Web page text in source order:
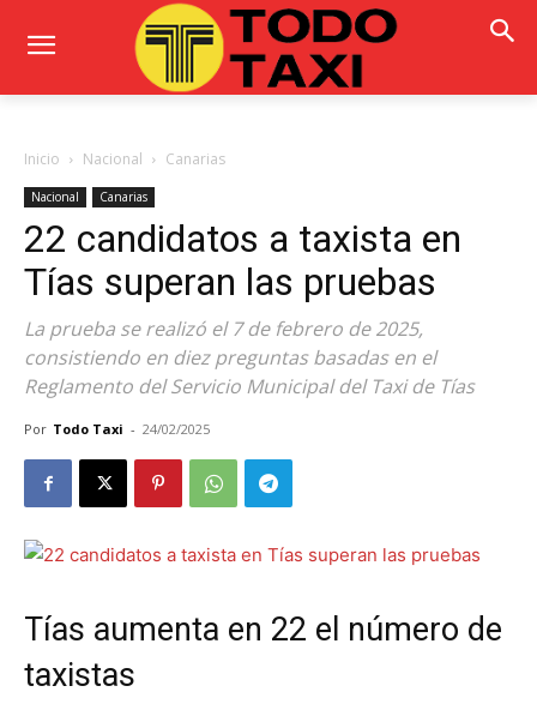
Inicio Nacional Canarias
Nacional Canarias
22 candidatos a taxista en
Tías superan las pruebas
La prueba se realizó el 7 de febrero de 2025,
consistiendo en diez preguntas basadas en el
Reglamento del Servicio Municipal del Taxi de Tías
Por Todo Taxi - 24/02/2025
Tías aumenta en 22 el número de
taxistas